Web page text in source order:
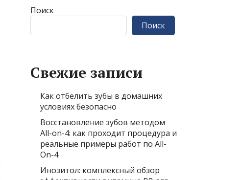
Поиск
Поиск
Свежие записи
Как отбелить зубы в домашних
условиях безопасно
Восстановление зубов методом
All-on-4: как проходит процедура и
реальные примеры работ по All-
On-4
Инозитол: комплексный обзор